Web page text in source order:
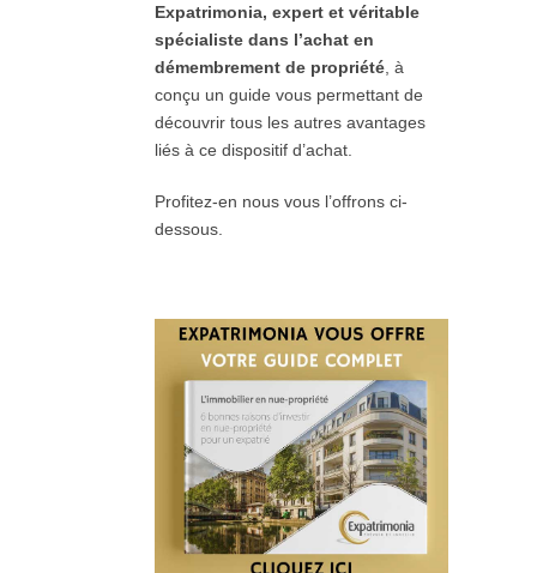
Expatrimonia, expert et véritable
spécialiste dans l’achat en
démembrement de propriété , à
conçu un guide vous permettant de
découvrir tous les autres avantages
liés à ce dispositif d’achat.
Profitez-en nous vous l’offrons ci-
dessous.